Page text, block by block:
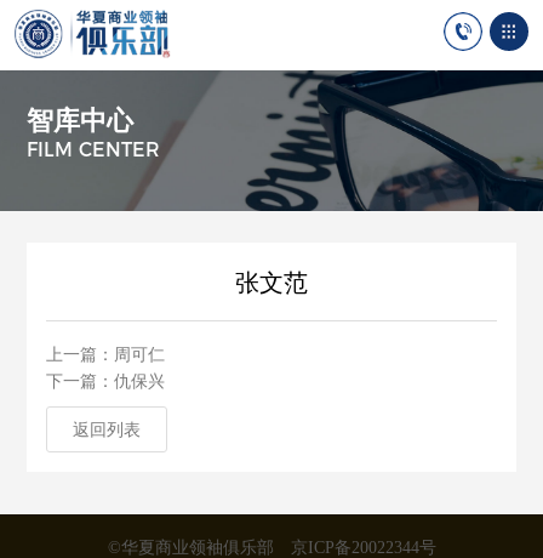
智库中心
FILM CENTER
张文范
上一篇：周可仁
下一篇：仇保兴
返回列表
©华夏商业领袖俱乐部
京ICP备20022344号